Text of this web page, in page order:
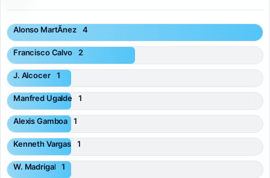
Alonso MartÃ­nez 4
Francisco Calvo 2
J. Alcocer 1
Manfred Ugalde 1
Alexis Gamboa 1
Kenneth Vargas 1
W. Madrigal 1